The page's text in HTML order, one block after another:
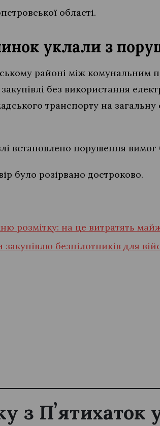
області.
уклали з
районі між комунальним
без використання
транспорту на
встановлено порушення
було розірвано достроково.
розмітку: на це витратять
безпілотників для
з Пʼятихаток